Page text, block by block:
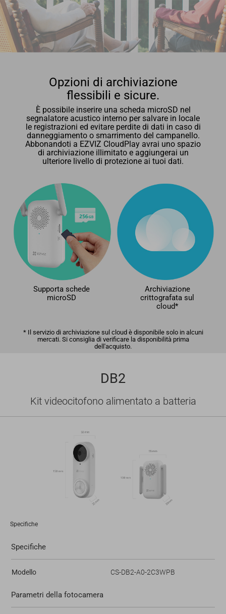
Opzioni di archiviazione
flessibili e sicure.
È possibile inserire una scheda microSD nel
segnalatore acustico interno per salvare in locale
le registrazioni ed evitare perdite di dati in caso di
danneggiamento o smarrimento del campanello.
Abbonandoti a EZVIZ CloudPlay avrai uno spazio
di archiviazione illimitato e aggiungerai un
ulteriore livello di protezione ai tuoi dati.
Supporta schede
microSD
Archiviazione
crittografata sul
cloud*
* Il servizio di archiviazione sul cloud è disponibile solo in alcuni
mercati. Si consiglia di verificare la disponibilità prima
dell'acquisto.
DB2
Kit videocitofono alimentato a batteria
Specifiche
Specifiche
Modello CS-DB2-A0-2C3WPB
Parametri della fotocamera